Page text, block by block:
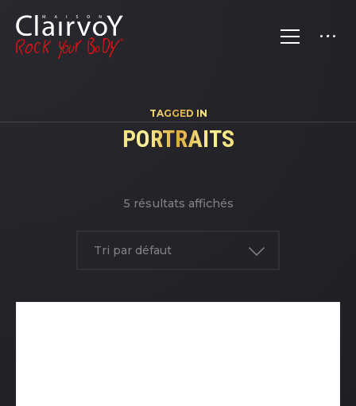
TAGGED IN
PORTRAITS
5 résultats affichés
Tri par défaut